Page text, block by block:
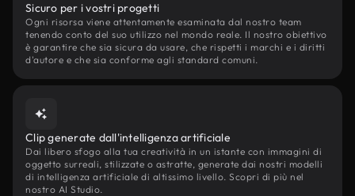
Sicuro per i vostri progetti
Ogni risorsa viene attentamente esaminata dal nostro team
tenendo conto del suo utilizzo nel mondo reale. Il nostro obiettivo
è garantire che sia sicura da usare, che rispetti i marchi e i diritti
d'autore e che sia conforme agli standard comuni.
Clip generate dall'intelligenza artificiale
Dai libero sfogo alla tua creatività in un istante con immagini di
oggetto surreali, stilizzate o astratte, generate dai nostri modelli
di intelligenza artificiale di altissimo livello. Scopri di più nel
nostro AI Studio.